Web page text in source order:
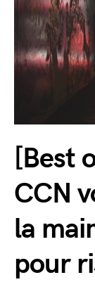
[Best
CCN
la
pour